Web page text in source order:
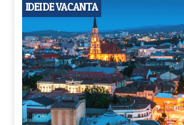
IDEI DE VACANTA